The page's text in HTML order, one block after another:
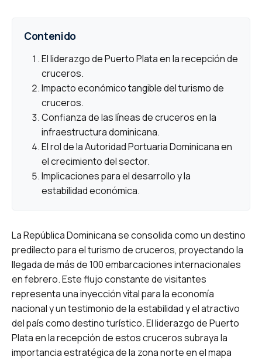
Contenido
El liderazgo de Puerto Plata en la recepción de
cruceros.
Impacto económico tangible del turismo de
cruceros.
Confianza de las líneas de cruceros en la
infraestructura dominicana.
El rol de la Autoridad Portuaria Dominicana en
el crecimiento del sector.
Implicaciones para el desarrollo y la
estabilidad económica.
La República Dominicana se consolida como un destino
predilecto para el turismo de cruceros, proyectando la
llegada de más de 100 embarcaciones internacionales
en febrero. Este flujo constante de visitantes
representa una inyección vital para la economía
nacional y un testimonio de la estabilidad y el atractivo
del país como destino turístico. El liderazgo de Puerto
Plata en la recepción de estos cruceros subraya la
importancia estratégica de la zona norte en el mapa